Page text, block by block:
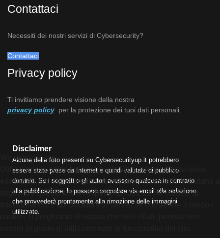
Contattaci
Necessiti dei nostri servizi di Cybersecurity?
Contattaci
Privacy policy
Ti invitiamo prendere visione della nostra
privacy policy per la protezione dei tuoi dati personali.
Disclaimer
Alcune delle foto presenti su Cybersecurityup.it potrebbero
essere state prese da Internet e quindi valutate di pubblico
dominio. Se i soggetti o gli autori avessero qualcosa in contrario
alla pubblicazione, lo possono segnalare via email alla redazione
che provvederà prontamente alla rimozione delle immagini
utilizzate.
We use cookies
Utilizziamo i cookie sul nostro sito Web. Alcuni di essi sono
essenziali per il funzionamento del sito, mentre altri ci aiutano a
migliorare questo sito e l'esperienza dell'utente (cookie di
tracciamento). Puoi decidere tu stesso se consentire o meno i
cookie. Ti preghiamo di notare che se li rifiuti, potresti non